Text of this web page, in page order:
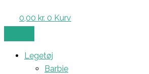
0,00 kr. 0 Kurv
Legetøj
Barbie